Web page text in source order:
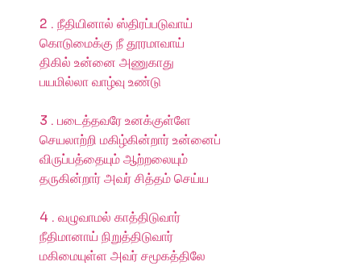
2 . நீதியினால் ஸ்திரப்படுவாய்
கொடுமைக்கு நீ தூரமாவாய்
திகில் உன்னை அணுகாது
பயமில்லா வாழ்வு உண்டு
3 . படைத்தவரே உனக்குள்ளே
செயலாற்றி மகிழ்கின்றார் உன்னைப்
விருப்பத்தையும் ஆற்றலையும்
தருகின்றார் அவர் சித்தம் செய்ய
4 . வழுவாமல் காத்திடுவார்
நீதிமானாய் நிறுத்திடுவார்
மகிமையுள்ள அவர் சமூகத்திலே